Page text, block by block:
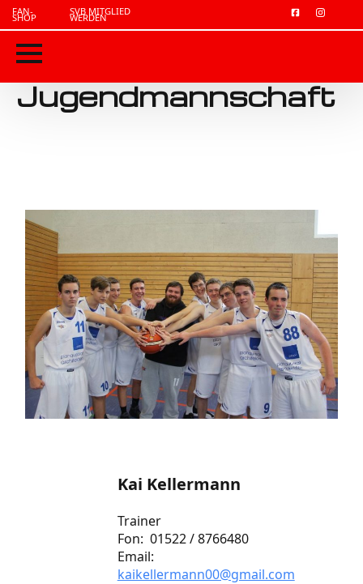
FAN-
SHOP
SVB MITGLIED
WERDEN
Jugendmannschaft
Kai Kellermann
Trainer
Fon: 01522 / 8766480
Email:
kaikellermann00@gmail.com